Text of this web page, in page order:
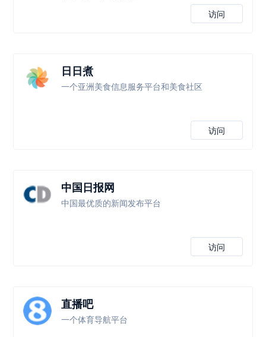
访问
日日煮
一个亚洲美食信息服务平台和美食社区
访问
中国日报网
中国最优质的新闻发布平台
访问
直播吧
一个体育导航平台